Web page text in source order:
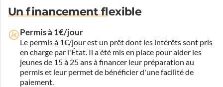
Un financement flexible
Permis à 1€/jour
Le permis à 1€/jour est un prêt dont les intérêts sont pris
en charge par l'État. Il a été mis en place pour aider les
jeunes de 15 à 25 ans à financer leur préparation au
permis et leur permet de bénéficier d'une facilité de
paiement.